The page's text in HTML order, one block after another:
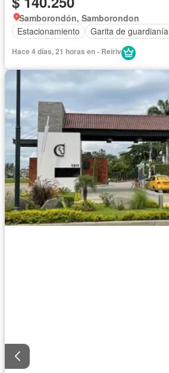
Samborondón, Samborondon
Estacionamiento
Garita de guardianía
Hace 4 días, 21 horas en - Reiriv